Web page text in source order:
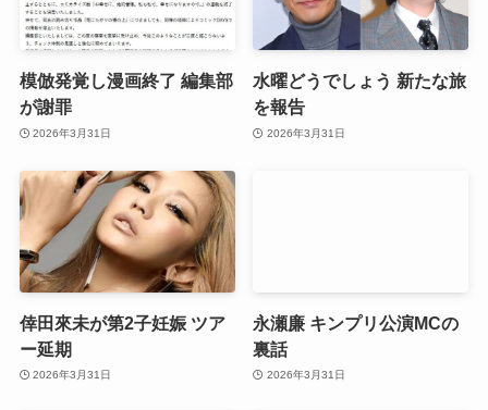
模倣発覚し漫画終了 編集部
が謝罪
2026年3月31日
水曜どうでしょう 新たな旅
を報告
2026年3月31日
倖田來未が第2子妊娠 ツア
ー延期
2026年3月31日
永瀬廉 キンプリ公演MCの
裏話
2026年3月31日